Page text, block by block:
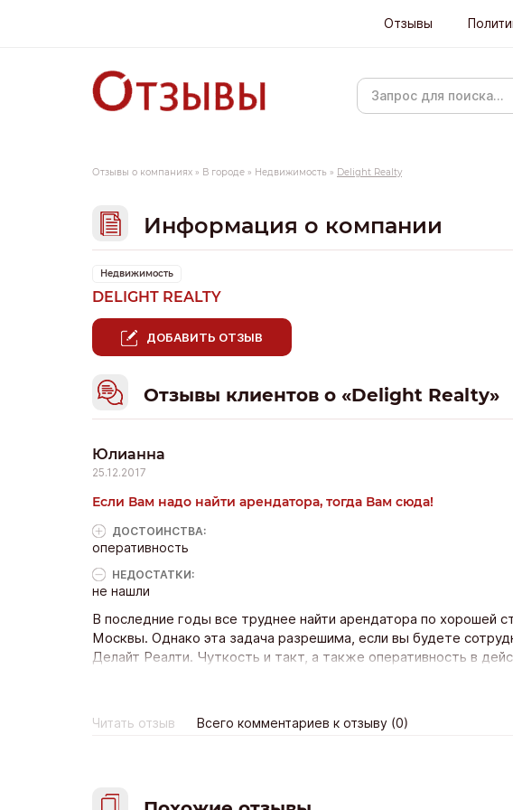
Отзывы
Отзывы о компаниях » В городе » Недвижимость » Delight Realty
Информация о компании
Недвижимость
DELIGHT REALTY
ДОБАВИТЬ ОТЗЫВ
Отзывы клиентов о «Delight Realty»
Юлианна
25.12.2017
Если Вам надо найти арендатора, тогда Вам сюда!
ДОСТОИНCТВА:
оперативность
НЕДОСТАТКИ:
не нашли
В последние годы все труднее найти арендатора по хорошей
Москвы. Однако эта задача разрешима, если вы будете
Делайт Реалти. Чуткость и такт, а также оперативность в
интересов. Нечасто встретишь такое умение «удержать
арендатора с собственником объекта и получить прибыль на
столичной аренды жилья.
Читать отзыв Всего комментариев к отзыву (0)